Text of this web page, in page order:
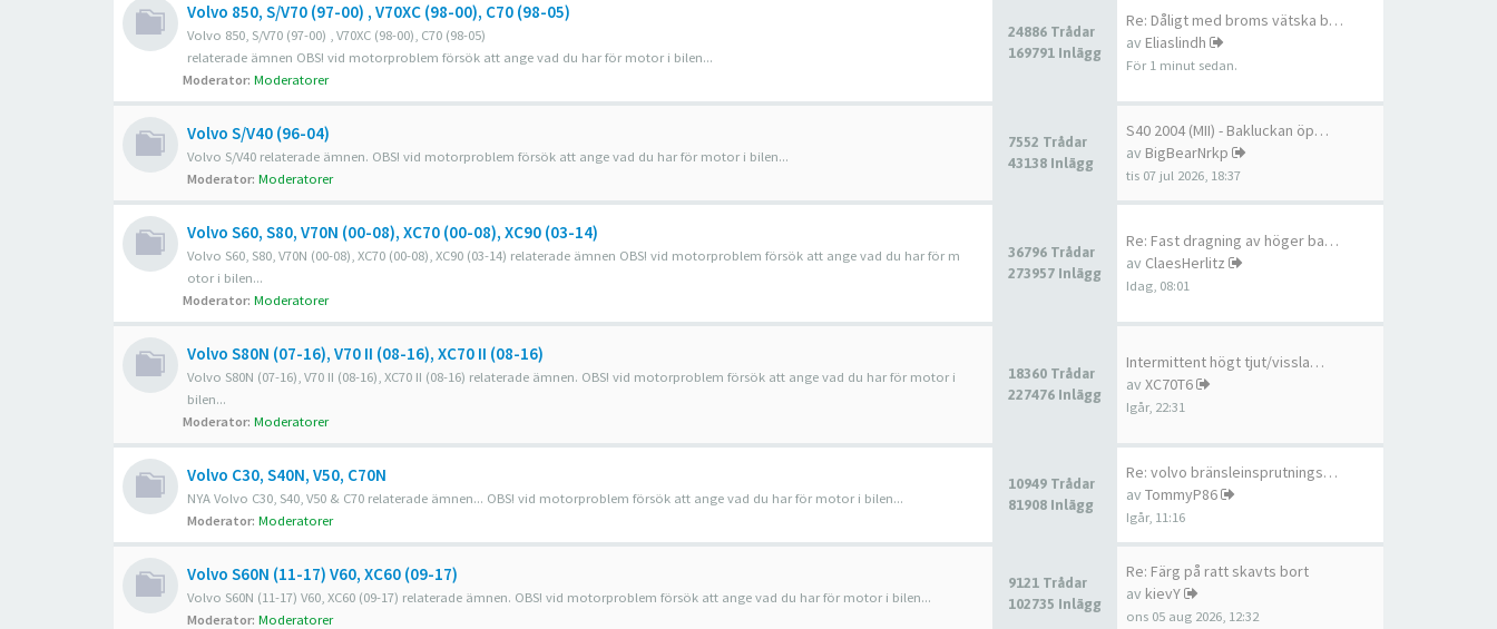
Volvo 850, S/V70 (97-00) , V70XC (98-00), C70 (98-05)
Volvo 850, S/V70 (97-00) , V70XC (98-00), C70 (98-05)
relaterade ämnen OBS! vid motorproblem försök att ange vad du har för motor i bilen...
Moderator: Moderatorer
24886 Trådar
169791 Inlägg
Re: Dåligt med broms vätska b…
av Eliaslindh
För 1 minut sedan.
Volvo S/V40 (96-04)
Volvo S/V40 relaterade ämnen. OBS! vid motorproblem försök att ange vad du har för motor i bilen...
Moderator: Moderatorer
7552 Trådar
43138 Inlägg
S40 2004 (MII) - Bakluckan öp…
av BigBearNrkp
tis 07 jul 2026, 18:37
Volvo S60, S80, V70N (00-08), XC70 (00-08), XC90 (03-14)
Volvo S60, S80, V70N (00-08), XC70 (00-08), XC90 (03-14) relaterade ämnen OBS! vid motorproblem försök att ange vad du har för m
otor i bilen...
Moderator: Moderatorer
36796 Trådar
273957 Inlägg
Re: Fast dragning av höger ba…
av ClaesHerlitz
Idag, 08:01
Volvo S80N (07-16), V70 II (08-16), XC70 II (08-16)
Volvo S80N (07-16), V70 II (08-16), XC70 II (08-16) relaterade ämnen. OBS! vid motorproblem försök att ange vad du har för motor i
bilen...
Moderator: Moderatorer
18360 Trådar
227476 Inlägg
Intermittent högt tjut/vissla…
av XC70T6
Igår, 22:31
Volvo C30, S40N, V50, C70N
NYA Volvo C30, S40, V50 & C70 relaterade ämnen... OBS! vid motorproblem försök att ange vad du har för motor i bilen...
Moderator: Moderatorer
10949 Trådar
81908 Inlägg
Re: volvo bränsleinsprutnings…
av TommyP86
Igår, 11:16
Volvo S60N (11-17) V60, XC60 (09-17)
Volvo S60N (11-17) V60, XC60 (09-17) relaterade ämnen. OBS! vid motorproblem försök att ange vad du har för motor i bilen...
Moderator: Moderatorer
9121 Trådar
102735 Inlägg
Re: Färg på ratt skavts bort
av kievY
ons 05 aug 2026, 12:32